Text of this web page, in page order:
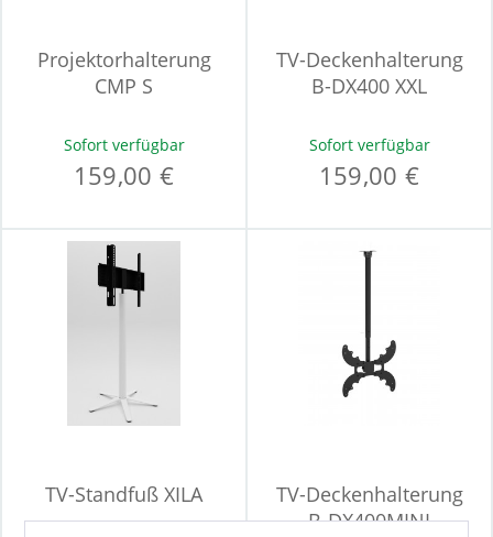
Projektorhalterung
CMP S
Sofort verfügbar
159,00 €
TV-Deckenhalterung
B-DX400 XXL
Sofort verfügbar
159,00 €
TV-Standfuß XILA
TV-Deckenhalterung
B-DX400MINI